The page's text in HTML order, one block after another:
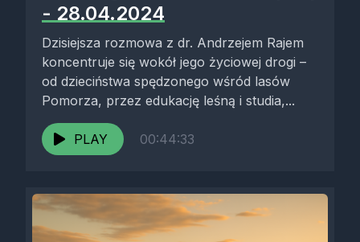
- 28.04.2024
Dzisiejsza rozmowa z dr. Andrzejem Rajem
koncentruje się wokół jego życiowej drogi –
od dzieciństwa spędzonego wśród lasów
Pomorza, przez edukację leśną i studia,...
PLAY 00:44:33